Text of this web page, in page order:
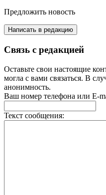
Предложить новость
Написать в редакцию
Связь с редакцией
Оставьте свои настоящие
могла с вами связаться. В
анонимность.
Ваш номер телефона или E-
Текст сообщения: